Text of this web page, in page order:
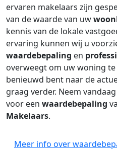
ervaren makelaars zijn
van de waarde van uw
kennis van de lokale
ervaring kunnen wij u
waardebepaling en
overweegt om uw woning
benieuwd bent naar de
graag verder. Neem
voor een waardebepaling
Makelaars.
Meer info over